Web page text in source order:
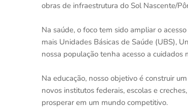
obras de infraestrutura do Sol Nascente/
Na saúde, o foco tem sido ampliar o
mais Unidades Básicas de Saúde (UBS),
nossa população tenha acesso a
Na educação, nosso objetivo é construir
novos institutos federais, escolas e
prosperar em um mundo competitivo.